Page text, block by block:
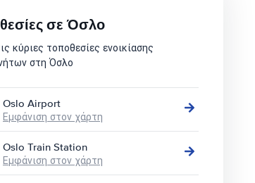
σε Όσλο
κύριες τοποθεσίες ενοικίασης
στη Όσλο
Oslo Airport
Εμφάνιση στον χάρτη
Oslo Train Station
Εμφάνιση στον χάρτη